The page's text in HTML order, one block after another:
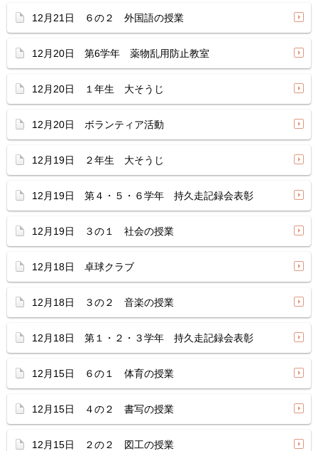
12月21日 ６の２ 外国語の授業
12月20日 第6学年 薬物乱用防止教室
12月20日 １年生 大そうじ
12月20日 ボランティア活動
12月19日 ２年生 大そうじ
12月19日 第４・５・６学年 持久走記録会表彰
12月19日 ３の１ 社会の授業
12月18日 卓球クラブ
12月18日 ３の２ 音楽の授業
12月18日 第１・２・３学年 持久走記録会表彰
12月15日 ６の１ 体育の授業
12月15日 ４の２ 書写の授業
12月15日 ２の２ 図工の授業